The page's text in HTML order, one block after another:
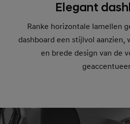
Elegant
Ranke horizontale lamellen
dashboard een stijlvol aanzien,
en brede design van de